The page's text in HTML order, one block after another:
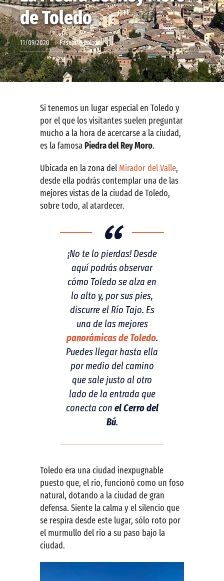
Contactar
de Toledo
11/09/2020 Pasearte Toledo
Si tenemos un lugar especial en Toledo y
por el que los visitantes suelen preguntar
mucho a la hora de acercarse a la ciudad,
es la famosaPiedra del Rey Moro.
Ubicada en la zona del Mirador del Valle,
desde ella podrás contemplar una de las
mejores vistas de la ciudad de Toledo,
sobre todo, al atardecer.
¡No te lo pierdas! Desde
aquí podrás observar
cómo Toledo se alza en
lo alto y, por sus pies,
discurre el Río Tajo. Es
una de las mejores
panorámicas de Toledo.
Puedes llegar hasta ella
por medio del camino
que sale justo al otro
lado de la entrada que
conecta con el Cerro del
Bú.
Toledo era una ciudad inexpugnable
puesto que, el río, funcionó como un foso
natural, dotando a la ciudad de gran
defensa. Siente la calma y el silencio que
se respira desde este lugar, sólo roto por
el murmullo del río a su paso bajo la
ciudad.